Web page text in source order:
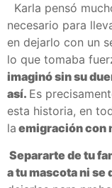
Karla pensó
necesario para
en dejarlo con un
lo que tomaba
imaginó sin su
así. Es
esta historia, en
la emigración con
Separarte de tu
a tu mascota ni se